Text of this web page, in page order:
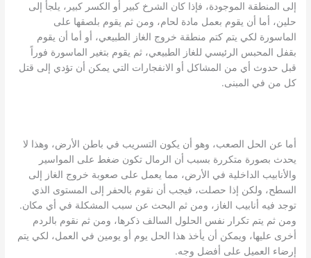
إلى المنطقة الموجودة، فإذا كان الشرخ كبير أو الكسر كبير، يلجأ إلى
حلين، أما أن يقوم بعمل مادة لحام، ومن ثم يقوم بلصقها على
الماسورة لكي يتم كتم منطقة خروج الغاز الطبيعي، أو أما أن يقوم
بقفل المحبس الرئيسي للغاز الطبيعي، ثم يقوم بتغير الماسورة فوراً
قبل حدوث أي من المشاكل أو الانفجارات التي يمكن أن تؤدي إلى قتل
كل من في المبنى.
أما عن الحل الصعب، وهو أن يكون التسريب في باطن الأرض، وهذا لا
يحدث بصورة متكررة بسبب أن الرمال تكون ضغط على المواسير
والأنابيب الداخلية في الأرض، مما يعمل على صعوبة خروج الغاز إلى
السطح، ولكن إذا حصلت، فيجب أن نقوم بالحفر إلى المستوى الذي
توجد فيه أنابيب الغاز، ومن ثم البحث عن سبب المشكلة في أي مكان.
ومن ثم يتم تكرار نفس الحلول السالف ذكرها، ومن ثم نقوم بالردم
أخرى عليها، ويمكن أن يأخذ هذا الحل يوم أو يومين في العمل، لكي يتم
إرضاء العميل على أفضل وجه.